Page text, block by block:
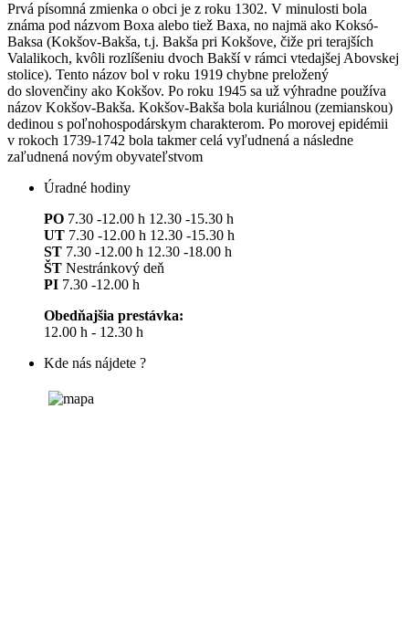
Prvá písomná zmienka o obci je z roku 1302. V minulosti bola
známa pod názvom Boxa alebo tiež Baxa, no najmä ako Koksó-
Baksa (Kokšov-Bakša, t.j. Bakša pri Kokšove, čiže pri terajších
Valalikoch, kvôli rozlíšeniu dvoch Bakší v rámci vtedajšej Abovskej
stolice). Tento názov bol v roku 1919 chybne preložený
do slovenčiny ako Kokšov. Po roku 1945 sa už výhradne používa
názov Kokšov-Bakša. Kokšov-Bakša bola kuriálnou (zemianskou)
dedinou s poľnohospodárskym charakterom. Po morovej epidémii
v rokoch 1739-1742 bola takmer celá vyľudnená a následne
zaľudnená novým obyvateľstvom
Úradné hodiny
PO 7.30 -12.00 h 12.30 -15.30 h
UT 7.30 -12.00 h 12.30 -15.30 h
ST 7.30 -12.00 h 12.30 -18.00 h
ŠT Nestránkový deň
PI 7.30 -12.00 h
Obedňajšia prestávka:
12.00 h - 12.30 h
Kde nás nájdete ?